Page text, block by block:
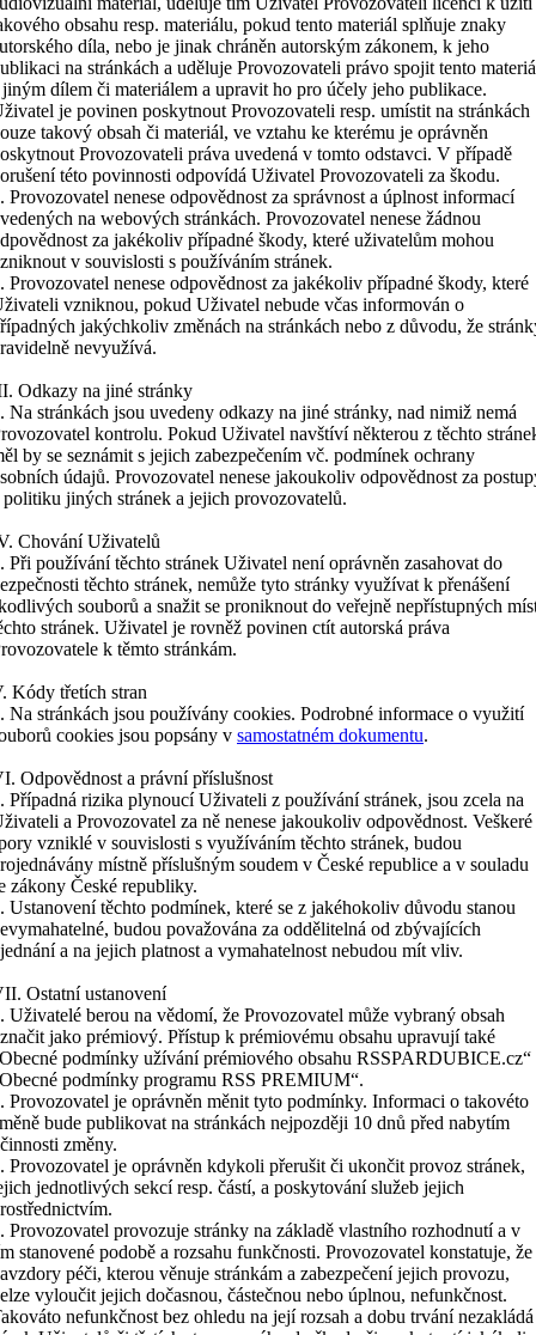
obsahu resp. materiálu, pokud tento materiál splňuje znaky
díla, nebo je jinak chráněn autorským zákonem, k jeho
na stránkách a uděluje Provozovateli právo spojit tento
jiným dílem či materiálem a upravit ho pro účely jeho publikace.
je povinen poskytnout Provozovateli resp. umístit na stránkách
takový obsah či materiál, ve vztahu ke kterému je oprávněn
Provozovateli práva uvedená v tomto odstavci. V případě
této povinnosti odpovídá Uživatel Provozovateli za škodu.
Provozovatel nenese odpovědnost za správnost a úplnost informací
na webových stránkách. Provozovatel nenese žádnou
za jakékoliv případné škody, které uživatelům mohou
v souvislosti s používáním stránek.
Provozovatel nenese odpovědnost za jakékoliv případné škody, které
vzniknou, pokud Uživatel nebude včas informován o
jakýchkoliv změnách na stránkách nebo z důvodu, že
nevyužívá.
Odkazy na jiné stránky
Na stránkách jsou uvedeny odkazy na jiné stránky, nad nimiž nemá
kontrolu. Pokud Uživatel navštíví některou z těchto
by se seznámit s jejich zabezpečením vč. podmínek ochrany
údajů. Provozovatel nenese jakoukoliv odpovědnost za
politiku jiných stránek a jejich provozovatelů.
Chování Uživatelů
Při používání těchto stránek Uživatel není oprávněn zasahovat do
těchto stránek, nemůže tyto stránky využívat k přenášení
souborů a snažit se proniknout do veřejně nepřístupných
stránek. Uživatel je rovněž povinen ctít autorská práva
k těmto stránkám.
Kódy třetích stran
Na stránkách jsou používány cookies. Podrobné informace o využití
cookies jsou popsány v samostatném dokumentu.
Odpovědnost a právní příslušnost
Případná rizika plynoucí Uživateli z používání stránek, jsou zcela na
a Provozovatel za ně nenese jakoukoliv odpovědnost. Veškeré
vzniklé v souvislosti s využíváním těchto stránek, budou
místně příslušným soudem v České republice a v souladu
zákony České republiky.
Ustanovení těchto podmínek, které se z jakéhokoliv důvodu stanou
budou považována za oddělitelná od zbývajících
a na jejich platnost a vymahatelnost nebudou mít vliv.
Ostatní ustanovení
Uživatelé berou na vědomí, že Provozovatel může vybraný obsah
jako prémiový. Přístup k prémiovému obsahu upravují také
podmínky užívání prémiového obsahu RSSPARDUBICE.cz“
podmínky programu RSS PREMIUM“.
Provozovatel je oprávněn měnit tyto podmínky. Informaci o takovéto
bude publikovat na stránkách nejpozději 10 dnů před nabytím
změny.
Provozovatel je oprávněn kdykoli přerušit či ukončit provoz stránek,
jednotlivých sekcí resp. částí, a poskytování služeb jejich
Provozovatel provozuje stránky na základě vlastního rozhodnutí a v
stanovené podobě a rozsahu funkčnosti. Provozovatel konstatuje, že
péči, kterou věnuje stránkám a zabezpečení jejich provozu,
vyloučit jejich dočasnou, částečnou nebo úplnou, nefunkčnost.
nefunkčnost bez ohledu na její rozsah a dobu trvání nezakládá